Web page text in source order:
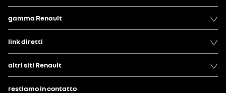
gamma Renault
link diretti
altri siti Renault
restiamo in contatto